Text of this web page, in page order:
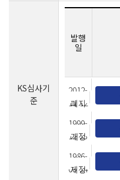
KS심사기
준
발행
일
2012-
11-12
폐지
1999-
12-23
개정
1986-
09-24
제정